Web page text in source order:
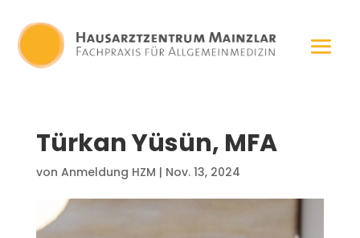
Türkan Yüsün, MFA
von Anmeldung HZM | Nov. 13, 2024